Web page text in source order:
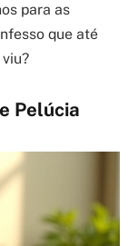
para as
que até
Pelúcia